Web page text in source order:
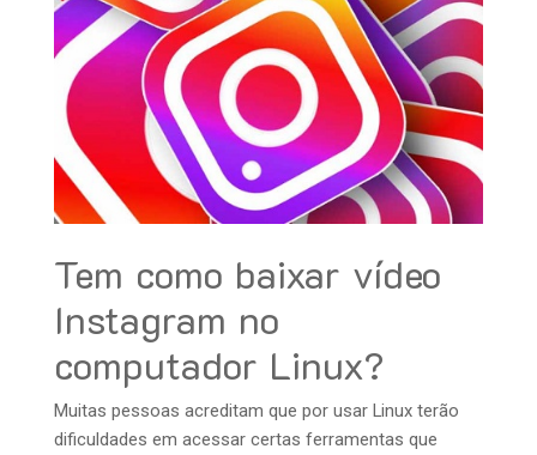
Tem como baixar vídeo
Instagram no
computador Linux?
Muitas pessoas acreditam que por usar Linux terão
dificuldades em acessar certas ferramentas que